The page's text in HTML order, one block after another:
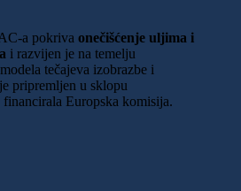
a pokriva onečišćenje uljima i
i razvijen je na temelju
modela tečajeva izobrazbe i
pripremljen u sklopu
Europska komisija.